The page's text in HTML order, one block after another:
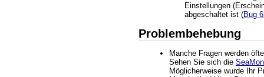
Einstellungen
abgeschaltet ist (Bug
Problembehebung
Manche Fragen werden
Sehen Sie sich die
Möglicherweise wurde Ihr